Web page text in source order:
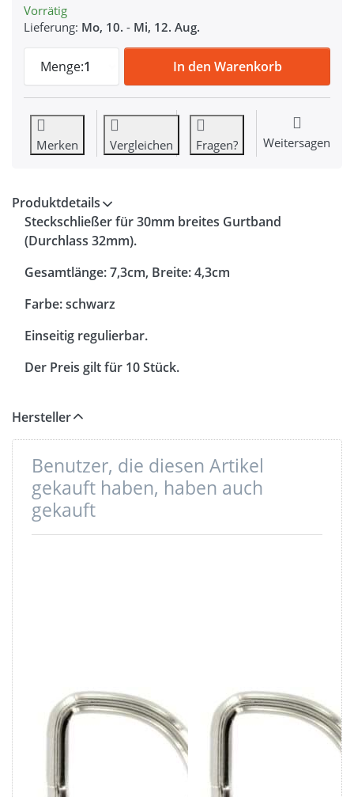
Vorrätig
Lieferung: Mo, 10. - Mi, 12. Aug.
Menge:1
10 Steckschließer aus Kunststoff -
In den Warenkorb
Merken Vergleichen Fragen? Weitersagen
Produktdetails
Steckschließer für 30mm breites Gurtband
(Durchlass 32mm).
Gesamtlänge: 7,3cm, Breite: 4,3cm
Farbe: schwarz
Einseitig regulierbar.
Der Preis gilt für 10 Stück.
Hersteller
Benutzer, die diesen Artikel
gekauft haben, haben auch
gekauft
20mm D-Ring
geschweißt aus
- 1 Stück
16mm D-Ring
geschweißt aus
- 1 Stück